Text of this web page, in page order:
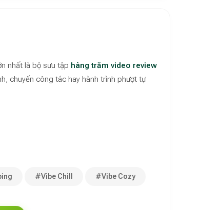
nhất là bộ sưu tập hàng trăm video review
chuyến công tác hay hành trình phượt tự
#Vibe Chill #Vibe Cozy